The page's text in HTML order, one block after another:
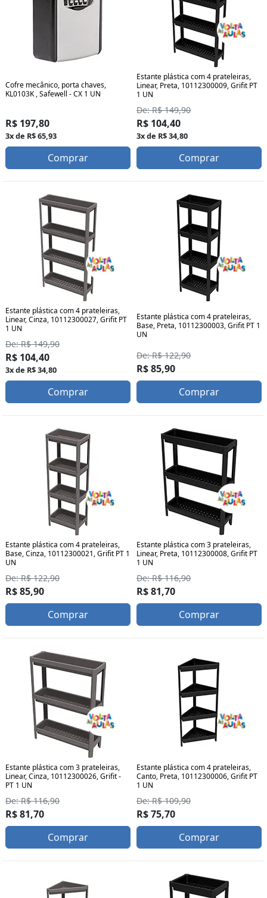
Cofre mecânico, porta chaves,
KL0103K , Safewell - CX 1 UN
R$ 197,80
3x de R$ 65,93
Comprar
Estante plástica com 4 prateleiras,
Linear, Preta, 10112300009, Grifit PT
1 UN
De: R$ 149,90
R$ 104,40
3x de R$ 34,80
Comprar
Estante plástica com 4 prateleiras,
Linear, Cinza, 10112300027, Grifit PT
1 UN
De: R$ 149,90
R$ 104,40
3x de R$ 34,80
Comprar
Estante plástica com 4 prateleiras,
Base, Preta, 10112300003, Grifit PT 1
UN
De: R$ 122,90
R$ 85,90
Comprar
Estante plástica com 4 prateleiras,
Base, Cinza, 10112300021, Grifit PT 1
UN
De: R$ 122,90
R$ 85,90
Comprar
Estante plástica com 3 prateleiras,
Linear, Preta, 10112300008, Grifit PT
1 UN
De: R$ 116,90
R$ 81,70
Comprar
Estante plástica com 3 prateleiras,
Linear, Cinza, 10112300026, Grifit -
PT 1 UN
De: R$ 116,90
R$ 81,70
Comprar
Estante plástica com 4 prateleiras,
Canto, Preta, 10112300006, Grifit PT
1 UN
De: R$ 109,90
R$ 75,70
Comprar